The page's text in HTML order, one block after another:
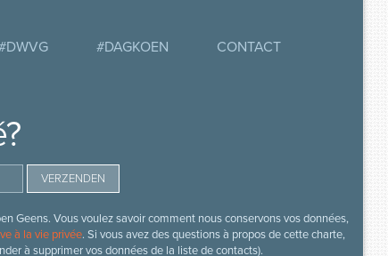
#DAGKOEN CONTACT
Geens. Vous voulez savoir comment nous conservons vos données,
à la vie privée. Si vous avez des questions à propos de cette charte,
à supprimer vos données de la liste de contacts).